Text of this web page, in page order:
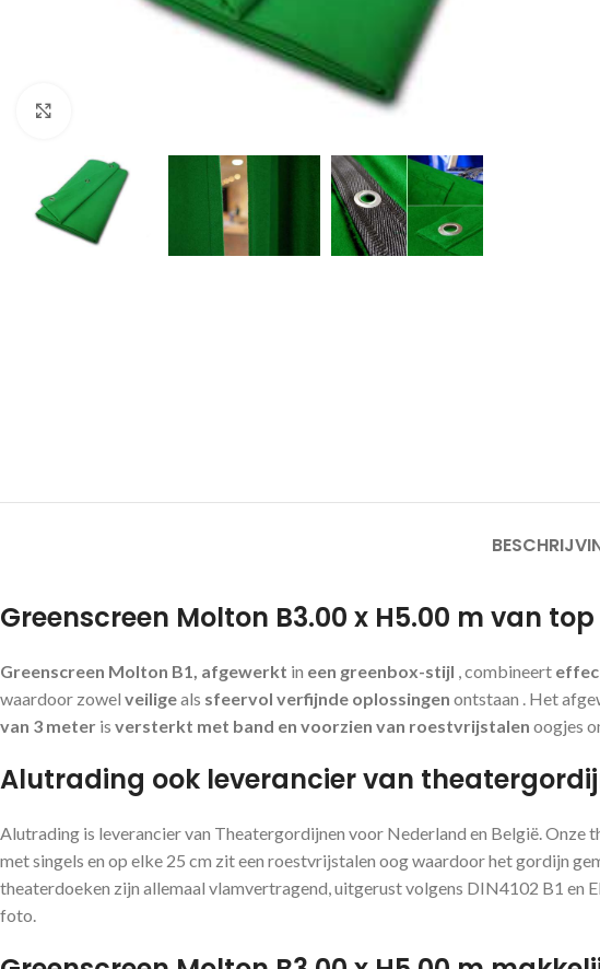
Greenscreen Molton B3.00 x H5.00 m van
Greenscreen Molton B1, afgewerkt in een greenbox-stijl , combineert
waardoor zowel veiligeals sfeervol verfijnde oplossingen ontstaan . Het
van 3 meter is versterkt met band en voorzien van roestvrijstalen oogjes
Alutrading ook leverancier van
Alutrading is leverancier van Theatergordijnen voor Nederland en België.
met singels en op elke 25 cm zit een roestvrijstalen oog waardoor het gordijn
theaterdoeken zijn allemaal vlamvertragend, uitgerust volgens DIN4102 B1 en
foto.